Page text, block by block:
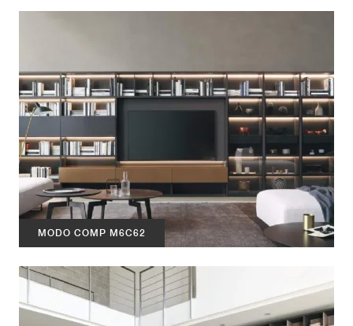
MODO COMP M6C62